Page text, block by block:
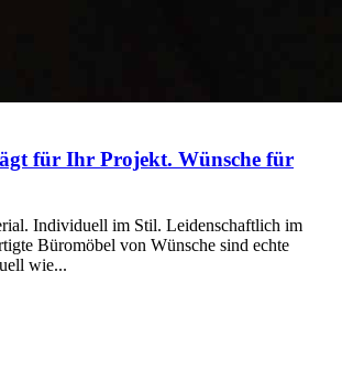
für Ihr Projekt. Wünsche für
Individuell im Stil. Leidenschaftlich im
Büromöbel von Wünsche sind echte
wie...